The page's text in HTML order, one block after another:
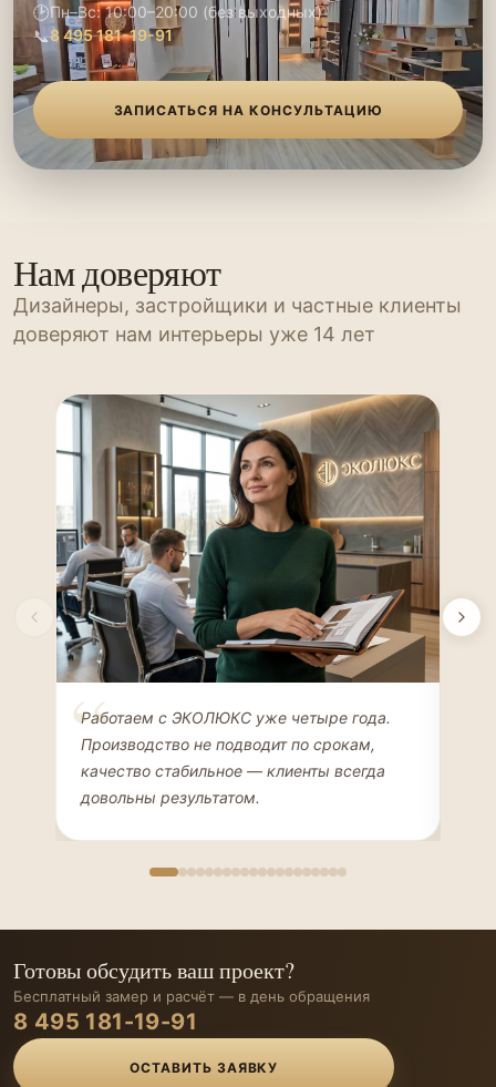
🕑Пн–Вс: 10:00–20:00 (без выходных)
📞8 495 181-19-91
ЗАПИСАТЬСЯ НА КОНСУЛЬТАЦИЮ
Нам доверяют
Дизайнеры, застройщики и частные клиенты
доверяют нам интерьеры уже 14 лет
Елена Соколова
ДИЗАЙНЕР ИНТЕРЬЕРОВ
Работаем с ЭКОЛЮКС уже четыре года.
Производство не подводит по срокам,
качество стабильное — клиенты всегда
довольны результатом.
Готовы обсудить ваш проект?
Бесплатный замер и расчёт — в день обращения
8 495 181-19-91
ОСТАВИТЬ ЗАЯВКУ